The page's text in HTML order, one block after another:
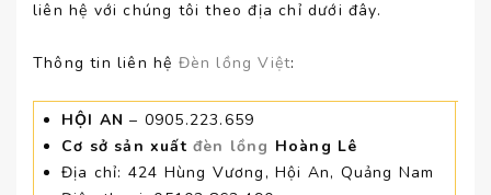
liên hệ với chúng tôi theo địa chỉ dưới đây.
Thông tin liên hệ Đèn lồng Việt:
HỘI AN – 0905.223.659
Cơ sở sản xuất đèn lồng Hoàng Lê
Địa chỉ: 424 Hùng Vương, Hội An, Quảng Nam